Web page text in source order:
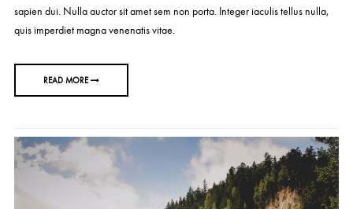
sapien dui. Nulla auctor sit amet sem non porta. Integer iaculis tellus nulla,
quis imperdiet magna venenatis vitae.
READ MORE